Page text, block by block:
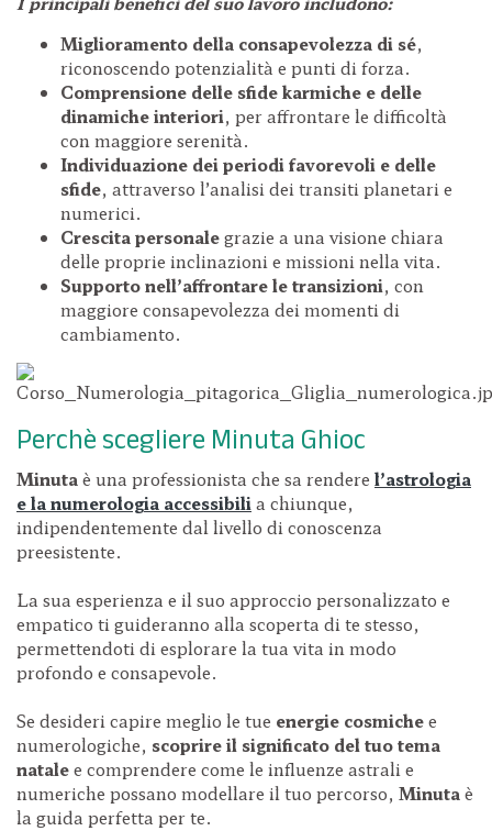
Miglioramento della consapevolezza di sé,
riconoscendo potenzialità e punti di forza.
Comprensione delle sfide karmiche e delle
dinamiche interiori, per affrontare le difficoltà
con maggiore serenità.
Individuazione dei periodi favorevoli e delle
sfide, attraverso l’analisi dei transiti planetari e
numerici.
Crescita personalegrazie a una visione chiara
delle proprie inclinazioni e missioni nella vita.
Supporto nell’affrontare le transizioni, con
maggiore consapevolezza dei momenti di
cambiamento.
Perchè scegliere Minuta Ghioc
Minutaè una professionista che sa rendere l’astrologia
e la numerologia accessibili a chiunque,
indipendentemente dal livello di conoscenza
preesistente.
La sua esperienza e il suo approccio personalizzato e
empatico ti guideranno alla scoperta di te stesso,
permettendoti di esplorare la tua vita in modo
profondo e consapevole.
Se desideri capire meglio le tue energie cosmichee
numerologiche, scoprire il significato del tuo tema
natalee comprendere come le influenze astrali e
numeriche possano modellare il tuo percorso, Minutaè
la guida perfetta per te.